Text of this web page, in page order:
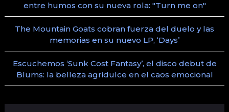
entre humos con su nueva rola: "Turn me on"
The Mountain Goats cobran fuerza del duelo y las
memorias en su nuevo LP, ‘Days’
Escuchemos ‘Sunk Cost Fantasy’, el disco debut de
Blums: la belleza agridulce en el caos emocional